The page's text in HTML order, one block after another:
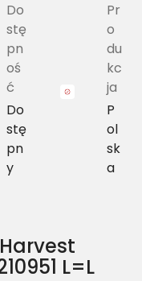
Do
stę
pn
oś
ć
Do
stę
pn
y
Pr
o
du
kc
ja
P
ol
sk
a
L=L